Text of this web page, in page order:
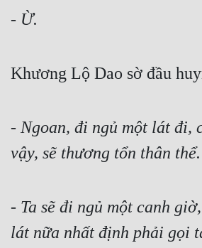
- Ừ.
Khương Lộ Dao sờ đầu
- Ngoan, đi ngủ một lát đi,
vậy, sẽ thương tổn thân thể.
- Ta sẽ đi ngủ một canh
lát nữa nhất định phải gọi